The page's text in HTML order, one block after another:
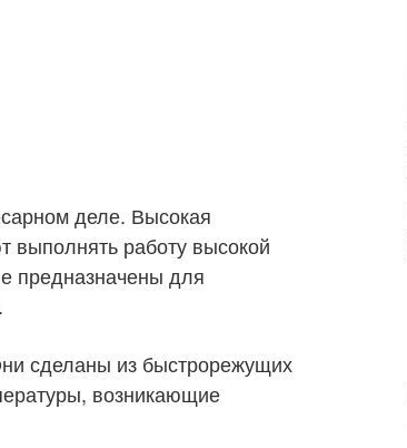
деле. Высокая
выполнять работу высокой
предназначены для
сделаны из быстрорежущих
возникающие